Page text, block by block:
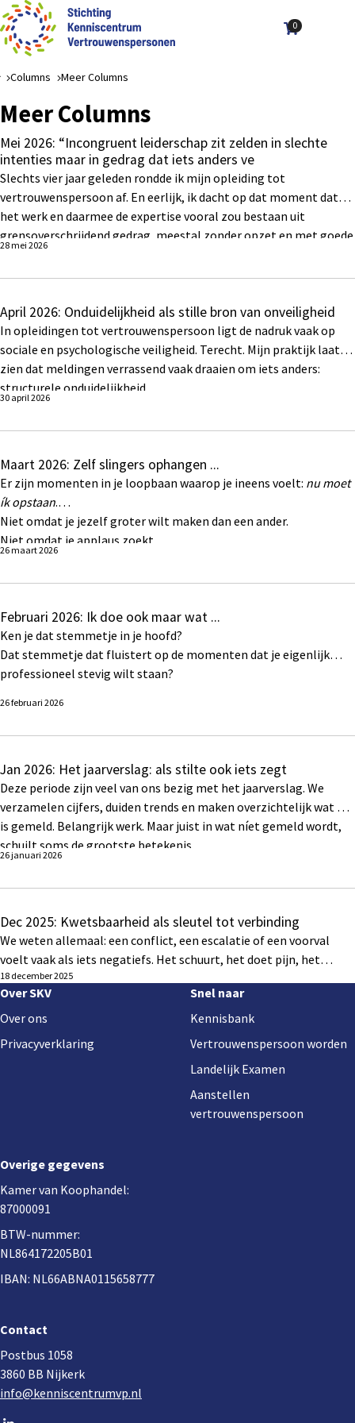
Aantal
0
Zoek
Columns Meer Columns
Meer Columns
Mei 2026: “Incongruent leiderschap zit zelden in slechte
intenties maar in gedrag dat iets anders ve
Slechts vier jaar geleden rondde ik mijn opleiding tot
vertrouwenspersoon af. En eerlijk, ik dacht op dat moment dat
het werk en daarmee de expertise vooral zou bestaan uit
grensoverschrijdend gedrag, meestal zonder opzet en met goede
28 mei 2026
April 2026: Onduidelijkheid als stille bron van onveiligheid
In opleidingen tot vertrouwenspersoon ligt de nadruk vaak op
sociale en psychologische veiligheid. Terecht. Mijn praktijk laat
zien dat meldingen verrassend vaak draaien om iets anders:
structurele onduidelijkheid.
30 april 2026
Maart 2026: Zelf slingers ophangen ...
Er zijn momenten in je loopbaan waarop je ineens voelt: nu moet
ík opstaan.
Niet omdat je jezelf groter wilt maken dan een ander.
Niet omdat je applaus zoekt.
26 maart 2026
Februari 2026: Ik doe ook maar wat ...
Ken je dat stemmetje in je hoofd?
Dat stemmetje dat fluistert op de momenten dat je eigenlijk
professioneel stevig wilt staan?
26 februari 2026
Jan 2026: Het jaarverslag: als stilte ook iets zegt
Deze periode zijn veel van ons bezig met het jaarverslag. We
verzamelen cijfers, duiden trends en maken overzichtelijk wat er
is gemeld. Belangrijk werk. Maar juist in wat níet gemeld wordt,
schuilt soms de grootste betekenis.
26 januari 2026
Dec 2025: Kwetsbaarheid als sleutel tot verbinding
We weten allemaal: een conflict, een escalatie of een voorval
voelt vaak als iets negatiefs. Het schuurt, het doet pijn, het
maakt mensen onzeker. Wat als juist dat moment een kans is,
een kans om de relatie te verbeteren?
18 december 2025
Footer
navigation
Over SKV
Over ons
Privacyverklaring
Snel naar
Kennisbank
Vertrouwenspersoon worden
Landelijk Examen
Aanstellen
vertrouwenspersoon
Overige gegevens
Kamer van Koophandel:
87000091
BTW-nummer:
NL864172205B01
IBAN: NL66ABNA0115658777
Contact
Postbus 1058
3860 BB Nijkerk
info@kenniscentrumvp.nl